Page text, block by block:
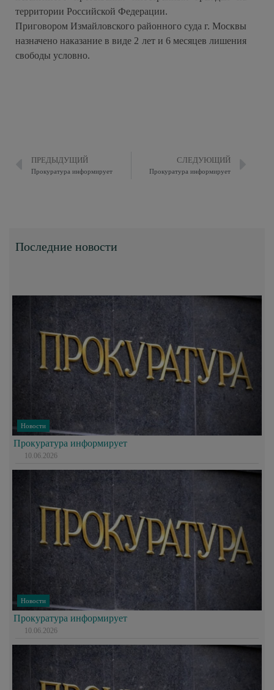
территории Российской Федерации.
Приговором Измайловского районного суда г. Москвы
назначено наказание в виде 2 лет и 6 месяцев лишения
свободы условно.
ПРЕДЫДУЩИЙ
Прокуратура информирует
СЛЕДУЮЩИЙ
Прокуратура информирует
Последние новости
Новости
Прокуратура информирует
10.06.2026
Новости
Прокуратура информирует
10.06.2026